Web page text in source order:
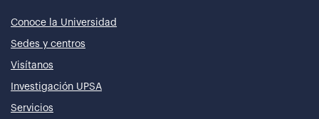
Conoce la Universidad
Sedes y centros
Visítanos
Investigación UPSA
Servicios